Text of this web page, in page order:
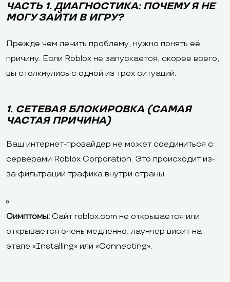
ЧАСТЬ 1. ДИАГНОСТИКА: ПОЧЕМУ Я НЕ
МОГУ ЗАЙТИ В ИГРУ?
Прежде чем лечить проблему, нужно понять её
причину. Если Roblox не запускается, скорее всего,
вы столкнулись с одной из трех ситуаций:
1. СЕТЕВАЯ БЛОКИРОВКА (САМАЯ
ЧАСТАЯ ПРИЧИНА)
Ваш интернет-провайдер не может соединиться с
серверами Roblox Corporation. Это происходит из-
за фильтрации трафика внутри страны.
Симптомы: Сайт roblox.com не открывается или
открывается очень медленно; лаунчер висит на
этапе «Installing» или «Connecting».